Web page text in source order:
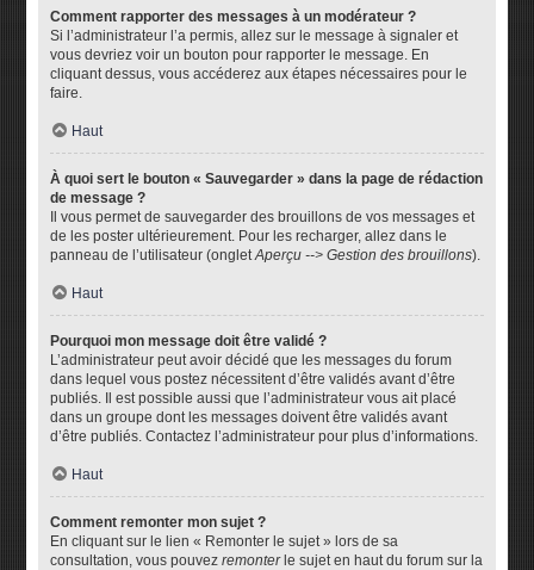
Comment rapporter des messages à un modérateur ?
Si l’administrateur l’a permis, allez sur le message à signaler et
vous devriez voir un bouton pour rapporter le message. En
cliquant dessus, vous accéderez aux étapes nécessaires pour le
faire.
Haut
À quoi sert le bouton « Sauvegarder » dans la page de rédaction
de message ?
Il vous permet de sauvegarder des brouillons de vos messages et
de les poster ultérieurement. Pour les recharger, allez dans le
panneau de l’utilisateur (ongletAperçu --> Gestion des brouillons).
Haut
Pourquoi mon message doit être validé ?
L’administrateur peut avoir décidé que les messages du forum
dans lequel vous postez nécessitent d’être validés avant d’être
publiés. Il est possible aussi que l’administrateur vous ait placé
dans un groupe dont les messages doivent être validés avant
d’être publiés. Contactez l’administrateur pour plus d’informations.
Haut
Comment remonter mon sujet ?
En cliquant sur le lien « Remonter le sujet » lors de sa
consultation, vous pouvezremonterle sujet en haut du forum sur la